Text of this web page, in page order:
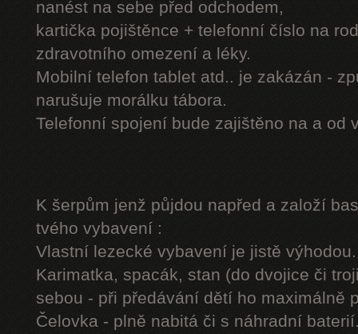
nanést na sebe před odchodem,
kartička pojištěnce + telefonní číslo na
zdravotního omezení a léky.
Mobilní telefon tablet atd.. je zakázán -
narušuje morálku tábora.
Telefonní spojení bude zajištěno na a od
K šerpům jenž půjdou napřed a založí
tvého vybavení :
Vlastní lezecké vybavení je jistě výhodou.
Karimatka, spacák, stan (do dvojice či
sebou - při předávání dětí ho maximálně
Čelovka - plně nabitá či s náhradní